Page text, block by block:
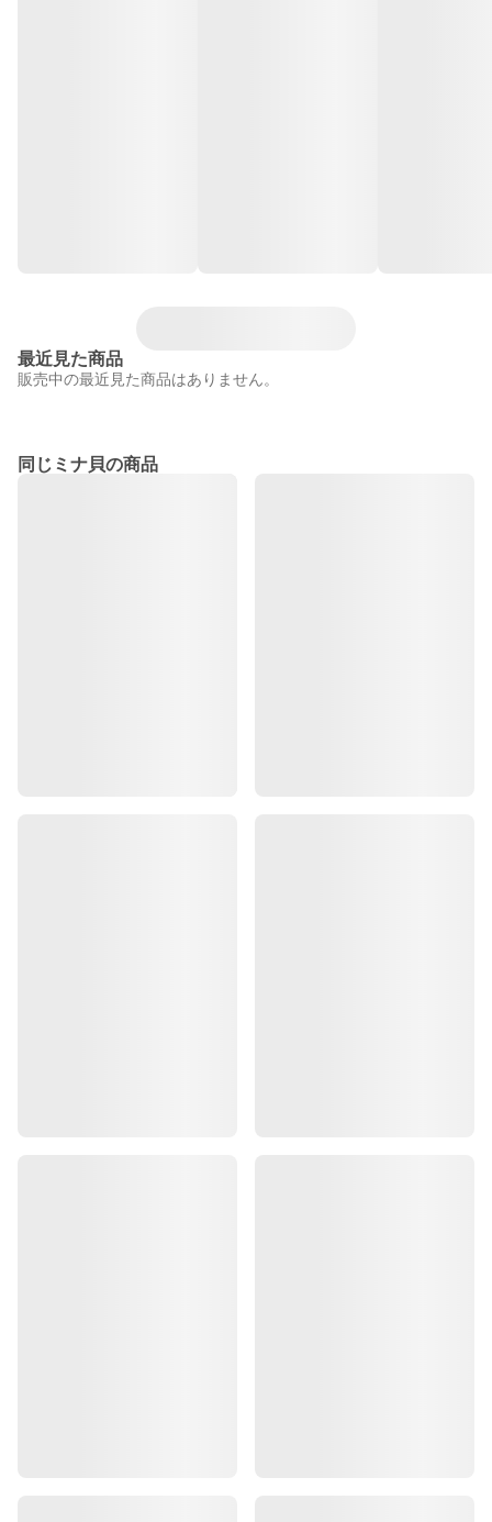
最近見た商品
販売中の最近見た商品はありません。
同じミナ貝の商品